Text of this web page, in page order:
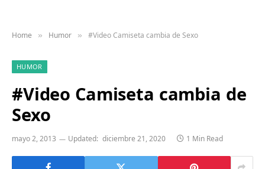
Home » Humor » #Video Camiseta cambia de Sexo
HUMOR
#Video Camiseta cambia de
Sexo
mayo 2, 2013 Updated: diciembre 21, 2020 1 Min Read